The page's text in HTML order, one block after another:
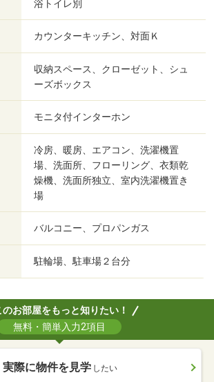
浴トイレ別
カウンターキッチン、対面Ｋ
収納スペース、クローゼット、シュ
ーズボックス
モニタ付インターホン
冷房、暖房、エアコン、洗濯機置
場、洗面所、フローリング、衣類乾
燥機、洗面所独立、室内洗濯機置き
場
バルコニー、プロパンガス
駐輪場、駐車場２台分
のお部屋をもっと知りたい！
無料・簡単入力2項目
実際に物件を見学 したい